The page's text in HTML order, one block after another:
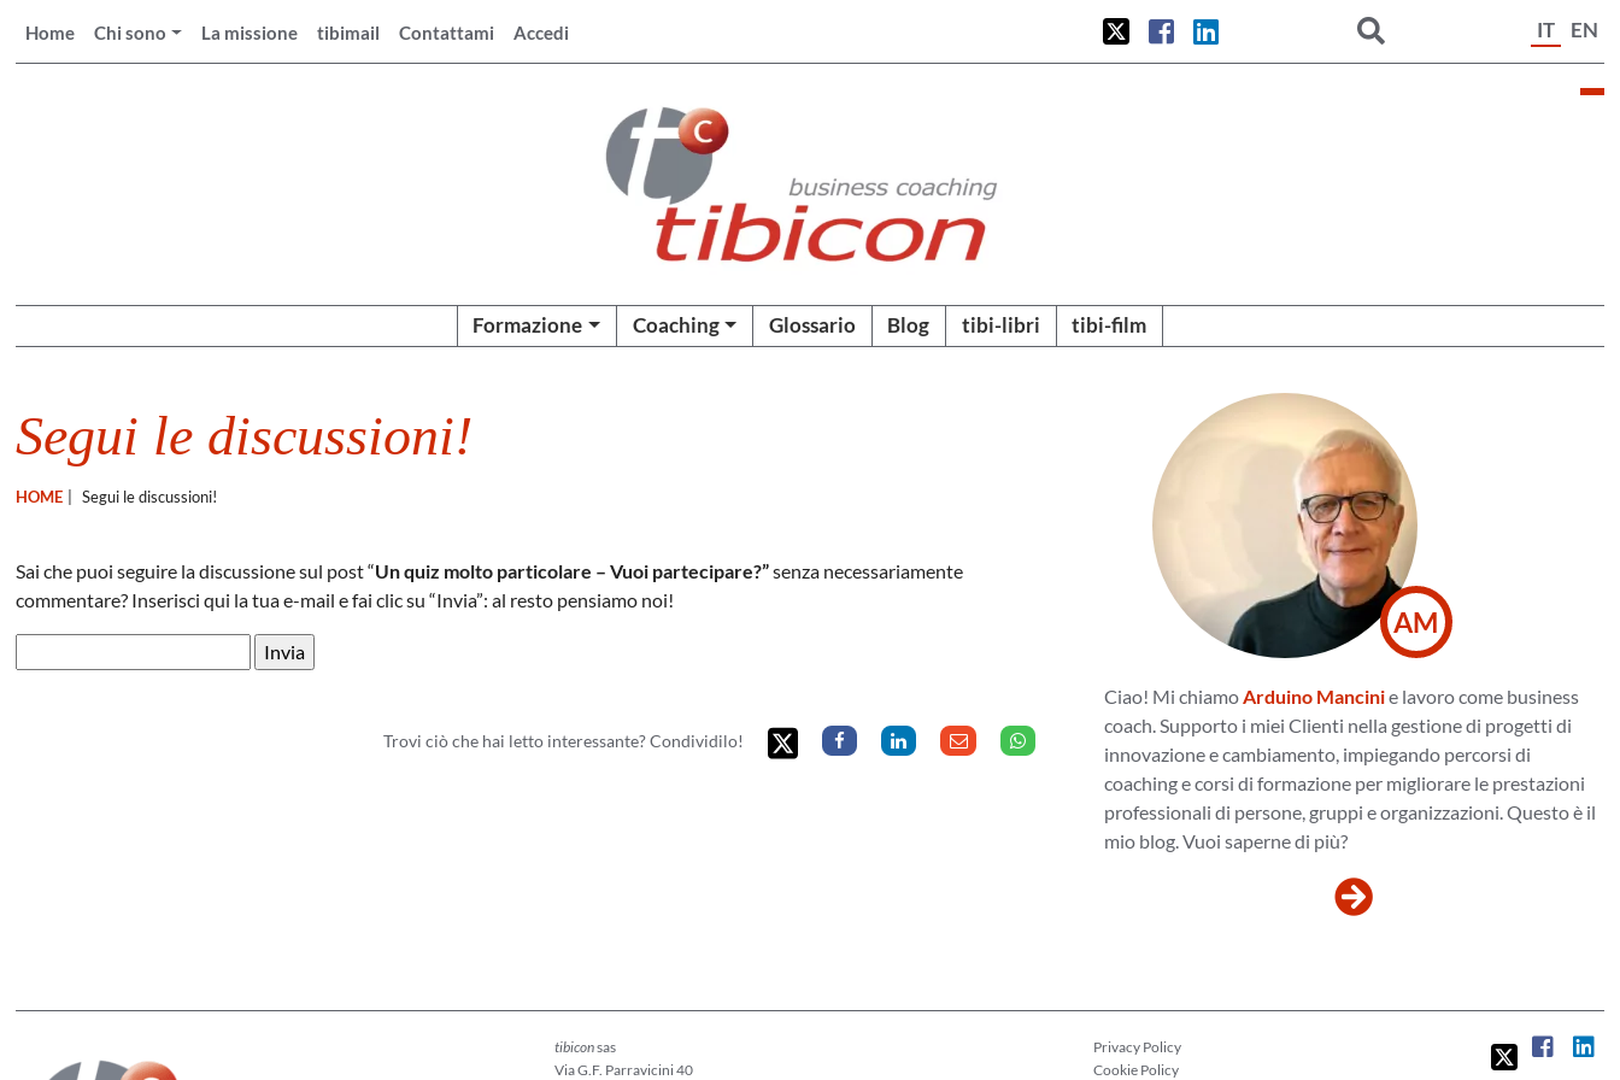
Home Chi sono La missione tibimail Contattami Accedi IT EN
Formazione Coaching Glossario Blog tibi-libri tibi-film
Segui le discussioni!
HOME Segui le discussioni!
Sai che puoi seguire la discussione sul post “Un quiz molto particolare – Vuoi partecipare?”senza necessariamente
commentare? Inserisci qui la tua e-mail e fai clic su “Invia”: al resto pensiamo noi!
Trovi ciò che hai letto interessante? Condividilo!
AM
Ciao! Mi chiamoArduino Mancinie lavoro come business
coach. Supporto i miei Clienti nella gestione di progetti di
innovazione e cambiamento, impiegando percorsi di
coaching e corsi di formazione per migliorare le prestazioni
professionali di persone, gruppi e organizzazioni. Questo è il
mio blog. Vuoi saperne di più?
tibiconsas
Via G.F. Parravicini 40
Privacy Policy
Cookie Policy